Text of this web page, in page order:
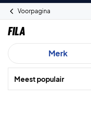
Voorpagina
Fila
Merk
Meest populair